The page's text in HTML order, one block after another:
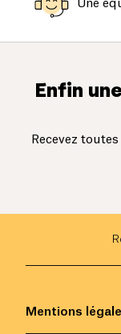
Une
Enfin
Recevez
Mentions